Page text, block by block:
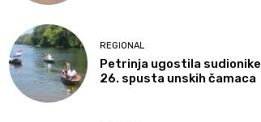
REGIONAL
Petrinja ugostila sudionike
26. spusta unskih čamaca